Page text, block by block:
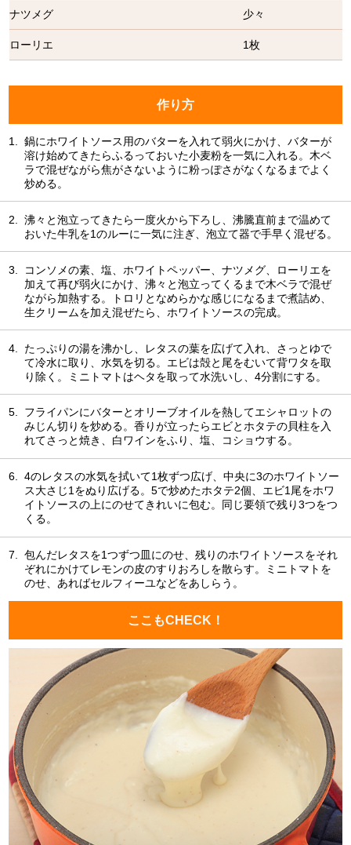
ナツメグ 少々
ローリエ 1枚
作り方
1.
鍋にホワイトソース用のバターを入れて弱火にかけ、バターが
溶け始めてきたらふるっておいた小麦粉を一気に入れる。木ベ
ラで混ぜながら焦がさないように粉っぽさがなくなるまでよく
炒める。
2.
沸々と泡立ってきたら一度火から下ろし、沸騰直前まで温めて
おいた牛乳を1のルーに一気に注ぎ、泡立て器で手早く混ぜる。
3.
コンソメの素、塩、ホワイトペッパー、ナツメグ、ローリエを
加えて再び弱火にかけ、沸々と泡立ってくるまで木ベラで混ぜ
ながら加熱する。トロリとなめらかな感じになるまで煮詰め、
生クリームを加え混ぜたら、ホワイトソースの完成。
4.
たっぷりの湯を沸かし、レタスの葉を広げて入れ、さっとゆで
て冷水に取り、水気を切る。エビは殻と尾をむいて背ワタを取
り除く。ミニトマトはヘタを取って水洗いし、4分割にする。
5.
フライパンにバターとオリーブオイルを熱してエシャロットの
みじん切りを炒める。香りが立ったらエビとホタテの貝柱を入
れてさっと焼き、白ワインをふり、塩、コショウする。
6. 4のレタスの水気を拭いて1枚ずつ広げ、中央に3のホワイトソー
ス大さじ1をぬり広げる。5で炒めたホタテ2個、エビ1尾をホワ
イトソースの上にのせてきれいに包む。同じ要領で残り3つをつ
くる。
7. 包んだレタスを1つずつ皿にのせ、残りのホワイトソースをそれ
ぞれにかけてレモンの皮のすりおろしを散らす。ミニトマトを
のせ、あればセルフィーユなどをあしらう。
ここもCHECK！